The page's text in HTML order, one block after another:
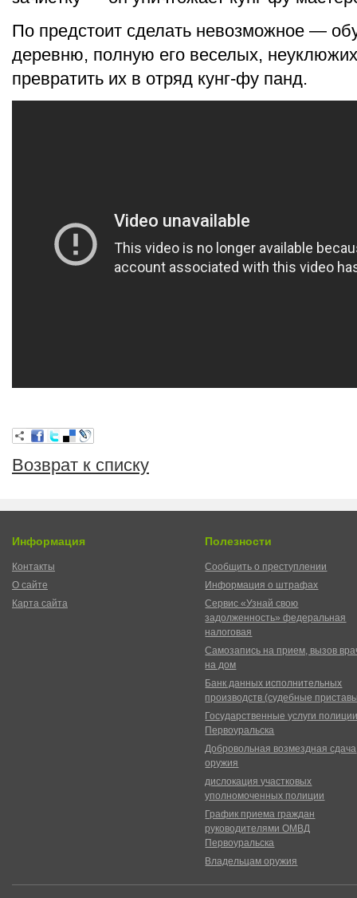
По предстоит сделать невозможное —
деревню, полную его веселых,
превратить их в отряд кунг-фу панд.
Возврат к списку
Информация
Контакты
О сайте
Карта сайта
Полезности
Сообщить о преступлении
Информация о штрафах
Сервис «Узнай свою
задолженность» федеральная
налоговая
Самозапись на прием, вызов
на дом
Банк данных исполнительных
производств (судебные
Государственные услуги
Первоуральска
Добровольная возмездная сдача
оружия
дислокация участковых
уполномоченных полиции
График приема граждан
руководителями ОМВД
Первоуральска
Владельцам оружия